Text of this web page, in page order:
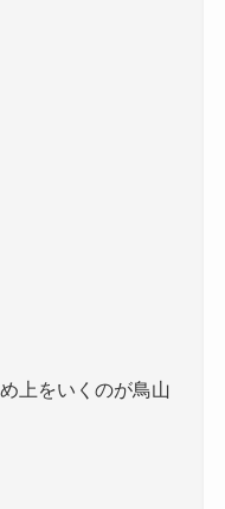
上をいくのが鳥山